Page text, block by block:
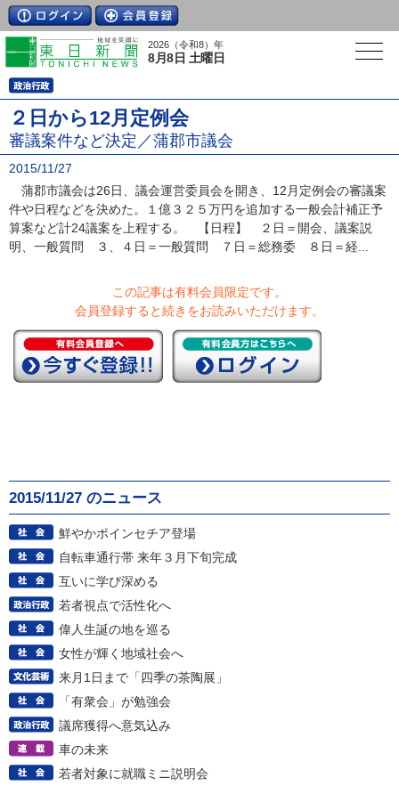
2026（令和8）年
8月8日 土曜日
２日から12月定例会
審議案件など決定／蒲郡市議会
2015/11/27
蒲郡市議会は26日、議会運営委員会を開き、12月定例会の審議案
件や日程などを決めた。１億３２５万円を追加する一般会計補正予
算案など計24議案を上程する。 【日程】 ２日＝開会、議案説
明、一般質問 ３、４日＝一般質問 ７日＝総務委 ８日＝経...
この記事は有料会員限定です。
会員登録すると続きをお読みいただけます。
2015/11/27 のニュース
鮮やかポインセチア登場
自転車通行帯 来年３月下旬完成
互いに学び深める
若者視点で活性化へ
偉人生誕の地を巡る
女性が輝く地域社会へ
来月1日まで「四季の茶陶展」
「有衆会」が勉強会
議席獲得へ意気込み
車の未来
若者対象に就職ミニ説明会